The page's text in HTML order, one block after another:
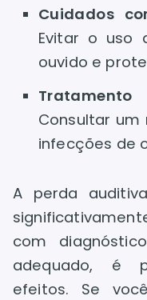
Cuidados
Evitar o uso
ouvido e
Consultar
infecções de
A perda
com
adequado, é
efeitos. Se